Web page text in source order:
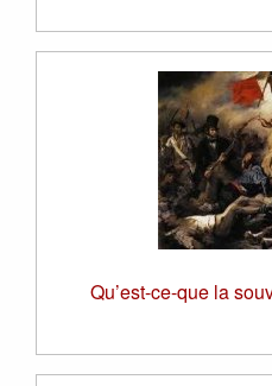
Qu’est-ce-que la